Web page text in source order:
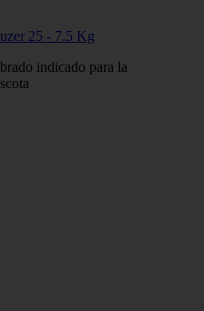
25 - 7.5 Kg
indicado para la